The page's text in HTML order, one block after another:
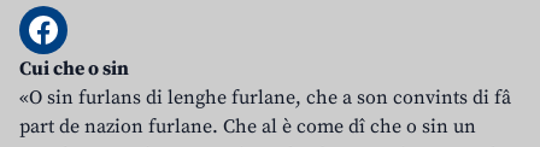
Cui che o sin
«O sin furlans di lenghe furlane, che a son convints di fâ
part de nazion furlane. Che al è come dî che o sin un